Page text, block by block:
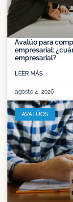
Avalúo para
empresarial:
empresarial?
LEER MÁS
agosto 4, 2026
AVALÚOS